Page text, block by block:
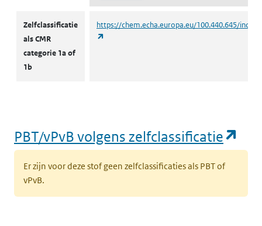
Zelfclassificatie
als CMR
categorie 1a of
1b
https://chem.echa.europa.eu/100.440.645/
PBT/vPvB volgens zelfclassificatie
Er zijn voor deze stof geen zelfclassificaties als PBT of
vPvB.